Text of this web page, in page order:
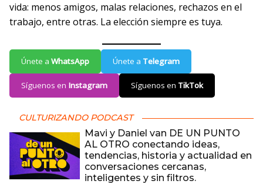
vida: menos amigos, malas relaciones, rechazos en el
trabajo, entre otras. La elección siempre es tuya.
Únete a WhatsApp Únete a Telegram
Síguenos en Instagram Síguenos en TikTok
CULTURIZANDO PODCAST
Mavi y Daniel van DE UN PUNTO
AL OTRO conectando ideas,
tendencias, historia y actualidad en
conversaciones cercanas,
inteligentes y sin filtros.